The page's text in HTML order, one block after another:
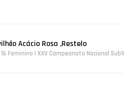
Acácio Rosa ,Restelo
16 Feminino | XXV Campeonato Nacional